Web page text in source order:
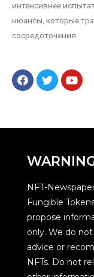
интенсивнее
нюансы, которые
сосредоточения.
NFT-
Fungible
propose
only. We do
advice or
NFTs. Do not